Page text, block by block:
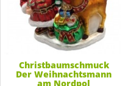
Christbaumschmuck
Der Weihnachtsmann
am Nordpol